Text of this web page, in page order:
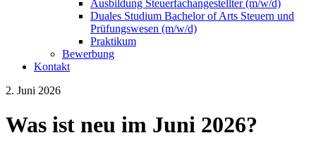
Ausbildung Steuerfachangestellter (m/w/d)
Duales Studium Bachelor of Arts Steuern und
Prüfungswesen (m/w/d)
Praktikum
Bewerbung
Kontakt
2. Juni 2026
Was ist neu im Juni 2026?